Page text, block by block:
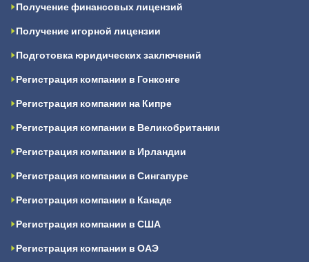
Получение финансовых лицензий
Получение игорной лицензии
Подготовка юридических заключений
Регистрация компании в Гонконге
Регистрация компании на Кипре
Регистрация компании в Великобритании
Регистрация компании в Ирландии
Регистрация компании в Сингапуре
Регистрация компании в Канаде
Регистрация компании в США
Регистрация компании в ОАЭ